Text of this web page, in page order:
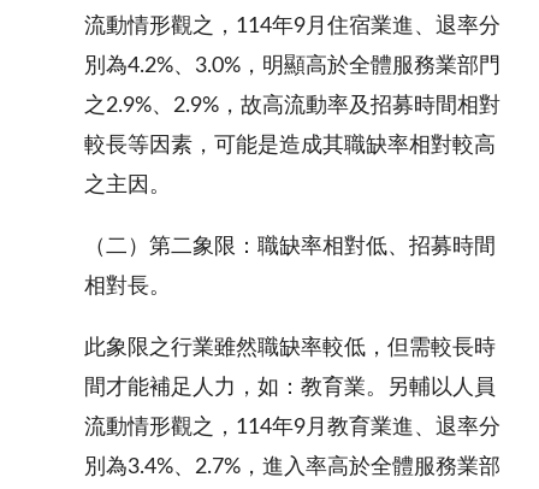
流動情形觀之，114年9月住宿業進、退率分
別為4.2%、3.0%，明顯高於全體服務業部門
之2.9%、2.9%，故高流動率及招募時間相對
較長等因素，可能是造成其職缺率相對較高
之主因。
（二）第二象限：職缺率相對低、招募時間
相對長。
此象限之行業雖然職缺率較低，但需較長時
間才能補足人力，如：教育業。另輔以人員
流動情形觀之，114年9月教育業進、退率分
別為3.4%、2.7%，進入率高於全體服務業部